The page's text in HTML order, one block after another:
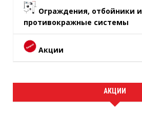
Ограждения, отбойники и
противокражные системы
Акции
АКЦИИ